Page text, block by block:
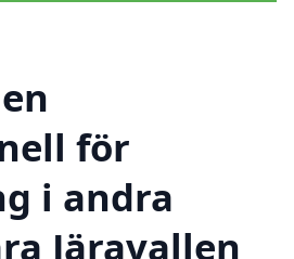
för
i andra
Järavallen